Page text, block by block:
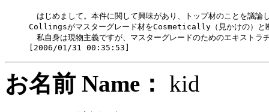
はじめまして。本件に関して興味があり、トップ材のことを議論
Collingsがマスターグレード材をCosmetically（見かけの）と断
私自身は現物主義ですが、マスターグレードのためのエキストラ
お名前 Name： kid